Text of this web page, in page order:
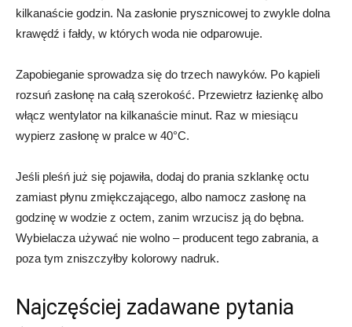
kilkanaście godzin. Na zasłonie prysznicowej to zwykle dolna
krawędź i fałdy, w których woda nie odparowuje.
Zapobieganie sprowadza się do trzech nawyków. Po kąpieli
rozsuń zasłonę na całą szerokość. Przewietrz łazienkę albo
włącz wentylator na kilkanaście minut. Raz w miesiącu
wypierz zasłonę w pralce w 40°C.
Jeśli pleśń już się pojawiła, dodaj do prania szklankę octu
zamiast płynu zmiękczającego, albo namocz zasłonę na
godzinę w wodzie z octem, zanim wrzucisz ją do bębna.
Wybielacza używać nie wolno – producent tego zabrania, a
poza tym zniszczyłby kolorowy nadruk.
Najczęściej zadawane pytania